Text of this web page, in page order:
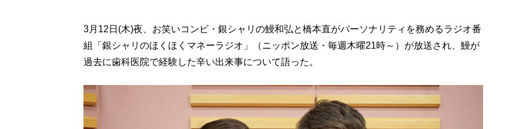
3月12日(木)夜、お笑いコンビ・銀シャリの鰻和弘と橋本直がパーソナリティを務めるラジオ番
組「銀シャリのほくほくマネーラジオ」（ニッポン放送・毎週木曜21時～）が放送され、鰻が
過去に歯科医院で経験した辛い出来事について語った。